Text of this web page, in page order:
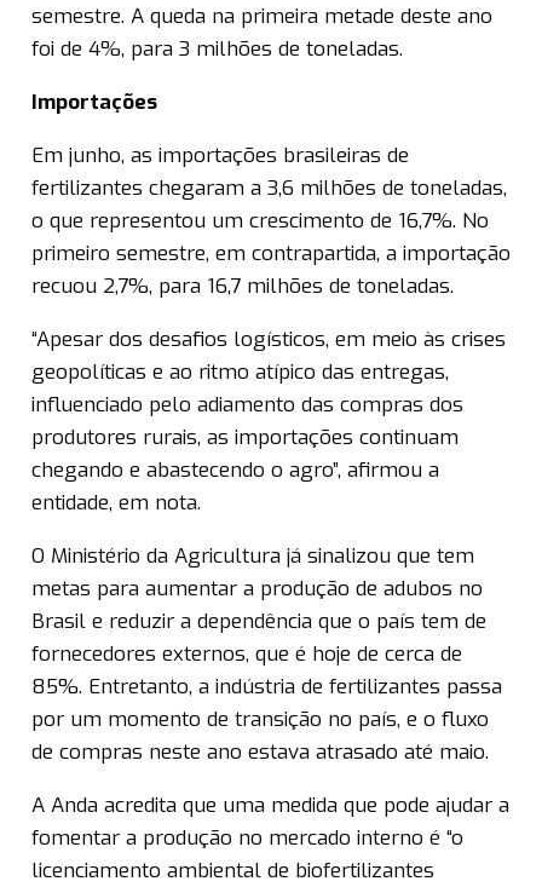
semestre. A queda na primeira metade deste ano
foi de 4%, para 3 milhões de toneladas.
Importações
Em junho, as importações brasileiras de
fertilizantes chegaram a 3,6 milhões de toneladas,
o que representou um crescimento de 16,7%. No
primeiro semestre, em contrapartida, a importação
recuou 2,7%, para 16,7 milhões de toneladas.
“Apesar dos desafios logísticos, em meio às crises
geopolíticas e ao ritmo atípico das entregas,
influenciado pelo adiamento das compras dos
produtores rurais, as importações continuam
chegando e abastecendo o agro”, afirmou a
entidade, em nota.
O Ministério da Agricultura já sinalizou que tem
metas para aumentar a produção de adubos no
Brasil e reduzir a dependência que o país tem de
fornecedores externos, que é hoje de cerca de
85%. Entretanto, a indústria de fertilizantes passa
por um momento de transição no país, e o fluxo
de compras neste ano estava atrasado até maio.
A Anda acredita que uma medida que pode ajudar a
fomentar a produção no mercado interno é “o
licenciamento ambiental de biofertilizantes